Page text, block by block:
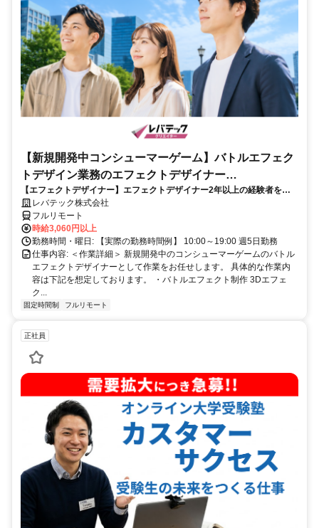
【新規開発中コンシューマーゲーム】バトルエフェク
トデザイン業務のエフェクトデザイナー
_LTCR187574_CP_CRG
【エフェクトデザイナー】エフェクトデザイナー2年以上の経験者を歓
迎！キャリアアップを目指したい方も大歓迎♪
レバテック株式会社
フルリモート
時給3,060円以上
勤務時間・曜日: 【実際の勤務時間例】 10:00～19:00 週5日勤務
仕事内容: ＜作業詳細＞ 新規開発中のコンシューマーゲームのバトル
エフェクトデザイナーとして作業をお任せします。 具体的な作業内
容は下記を想定しております。 ・バトルエフェクト制作 3Dエフェ
ク...
固定時間制 フルリモート
正社員